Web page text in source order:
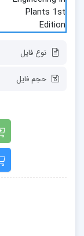
نوع فایل
حجم فایل